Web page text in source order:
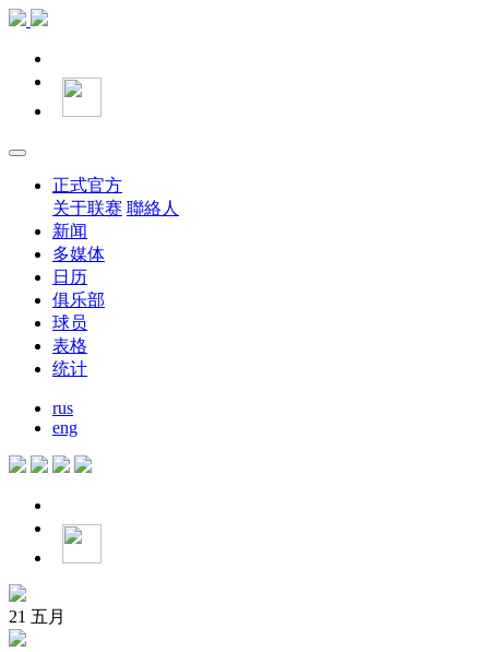
正式官方
关于联赛 聯絡人
新闻
多媒体
日历
俱乐部
球员
表格
统计
rus
eng
21 五月